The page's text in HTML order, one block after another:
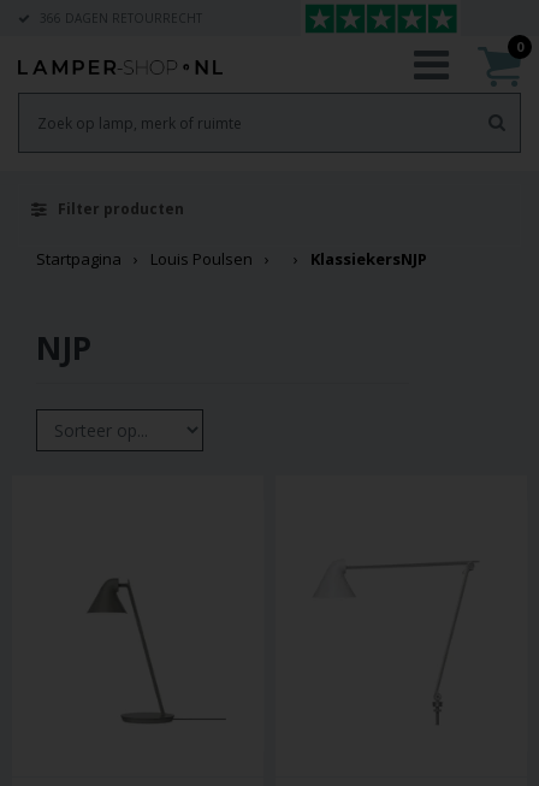
366 DAGEN RETOURRECHT
0
Filter producten
Startpagina Louis Poulsen KlassiekersNJP
NJP